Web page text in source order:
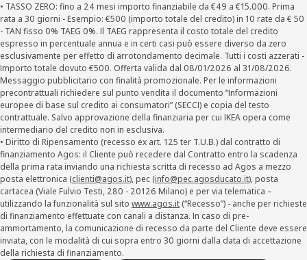
• TASSO ZERO: fino a 24 mesi importo finanziabile da €49 a €15.000. Prima
rata a 30 giorni - Esempio: €500 (importo totale del credito) in 10 rate da € 50
- TAN fisso 0% TAEG 0%. Il TAEG rappresenta il costo totale del credito
espresso in percentuale annua e in certi casi può essere diverso da zero
esclusivamente per effetto di arrotondamento decimale. Tutti i costi azzerati -
Importo totale dovuto €500. Offerta valida dal 08/01/2026 al 31/08/2026.
Messaggio pubblicitario con finalità promozionale. Per le informazioni
precontrattuali richiedere sul punto vendita il documento “Informazioni
europee di base sul credito ai consumatori” (SECCI) e copia del testo
contrattuale. Salvo approvazione della finanziaria per cui IKEA opera come
intermediario del credito non in esclusiva.
• Diritto di Ripensamento (recesso ex art. 125 ter T.U.B.) dal contratto di
finanziamento Agos: il Cliente può recedere dal Contratto entro la scadenza
della prima rata inviando una richiesta scritta di recesso ad Agos a mezzo
posta elettronica (clienti@agos.it), pec (info@pec.agosducato.it), posta
cartacea (Viale Fulvio Testi, 280 - 20126 Milano) e per via telematica –
utilizzando la funzionalità sul sito www.agos.it (“Recesso”) - anche per richieste
di finanziamento effettuate con canali a distanza. In caso di pre-
ammortamento, la comunicazione di recesso da parte del Cliente deve essere
inviata, con le modalità di cui sopra entro 30 giorni dalla data di accettazione
della richiesta di finanziamento.